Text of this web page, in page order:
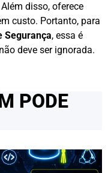
disso, oferece
custo. Portanto, para
Segurança, essa é
deve ser ignorada.
PODE